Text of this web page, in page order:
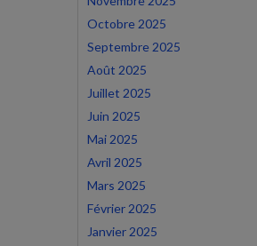
Octobre 2025
Septembre 2025
Août 2025
Juillet 2025
Juin 2025
Mai 2025
Avril 2025
Mars 2025
Février 2025
Janvier 2025